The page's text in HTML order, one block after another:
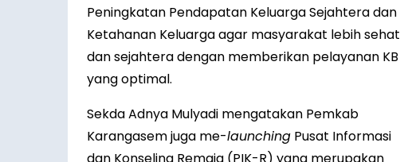
Peningkatan Pendapatan Keluarga Sejahtera dan
Ketahanan Keluarga agar masyarakat lebih sehat
dan sejahtera dengan memberikan pelayanan KB
yang optimal.
Sekda Adnya Mulyadi mengatakan Pemkab
Karangasem juga me-launching Pusat Informasi
dan Konseling Remaja (PIK-R) yang merupakan